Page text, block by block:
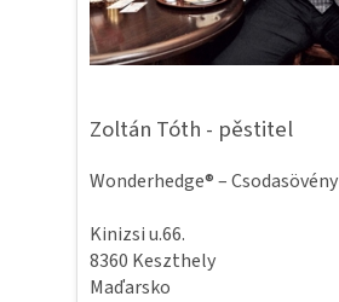
Zoltán Tóth - pěstitel
Wonderhedge® –
Kinizsi u.66.
8360 Keszthely
Maďarsko